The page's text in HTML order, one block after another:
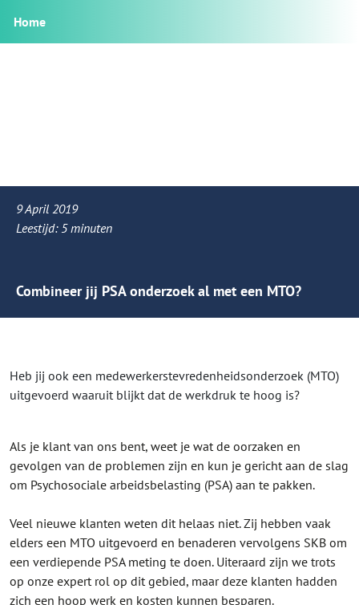
Home
9 April 2019
Leestijd: 5 minuten
Combineer jij PSA onderzoek al met een MTO?
Heb jij ook een medewerkerstevredenheidsonderzoek (MTO)
uitgevoerd waaruit blijkt dat de werkdruk te hoog is?
Als je klant van ons bent, weet je wat de oorzaken en
gevolgen van de problemen zijn en kun je gericht aan de slag
om Psychosociale arbeidsbelasting (PSA) aan te pakken.
Veel nieuwe klanten weten dit helaas niet. Zij hebben vaak
elders een MTO uitgevoerd en benaderen vervolgens SKB om
een verdiepende PSA meting te doen. Uiteraard zijn we trots
op onze expert rol op dit gebied, maar deze klanten hadden
zich een hoop werk en kosten kunnen besparen.